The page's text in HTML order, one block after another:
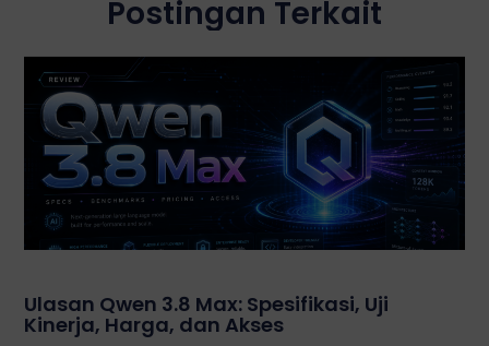
Postingan Terkait
Ulasan Qwen 3.8 Max: Spesifikasi, Uji
Kinerja, Harga, dan Akses